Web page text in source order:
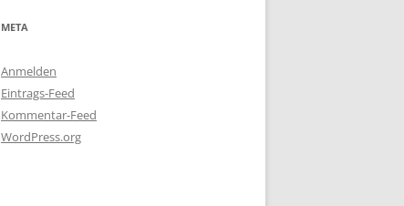
META
Anmelden
Eintrags-Feed
Kommentar-Feed
WordPress.org